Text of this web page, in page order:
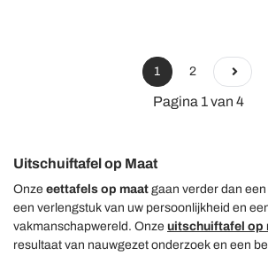
1 2
Pagina 1 van 4
Uitschuiftafel op Maat
Onze eettafels op maat gaan verder dan
een verlengstuk van uw persoonlijkheid en
vakmanschapwereld. Onze uitschuiftafel op
resultaat van nauwgezet onderzoek en een